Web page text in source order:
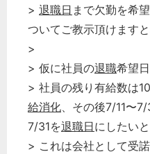
> 退職日 まで欠勤を希
ついてご教示頂けますと
>
> 仮に社員の退職希望
> 社員の残り有給数は
給消化、その後7/11〜
7/31を退職日にしたい
> これは会社として受